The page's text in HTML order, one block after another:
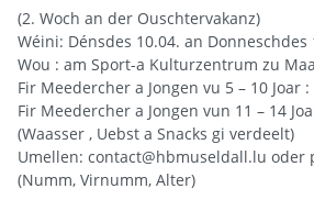
(2. Woch an der Ouschtervakanz)
Wéini: Dénsdes 10.04. an Donneschdes
Wou : am Sport-a Kulturzentrum zu
Fir Meedercher a Jongen vu 5 – 10 Joar
Fir Meedercher a Jongen vun 11 – 14
(Waasser , Uebst a Snacks gi verdeelt)
Umellen: contact@hbmuseldall.lu oder
(Numm, Virnumm, Alter)